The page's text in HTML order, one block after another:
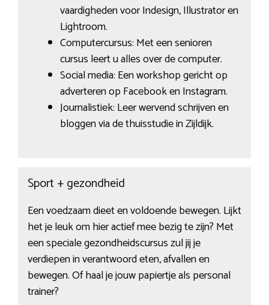
vaardigheden voor Indesign, Illustrator en
Lightroom.
Computercursus: Met een senioren
cursus leert u alles over de computer.
Social media: Een workshop gericht op
adverteren op Facebook en Instagram.
Journalistiek: Leer wervend schrijven en
bloggen via de thuisstudie in Zijldijk.
Sport + gezondheid
Een voedzaam dieet en voldoende bewegen. Lijkt
het je leuk om hier actief mee bezig te zijn? Met
een speciale gezondheidscursus zul jij je
verdiepen in verantwoord eten, afvallen en
bewegen. Of haal je jouw papiertje als personal
trainer?